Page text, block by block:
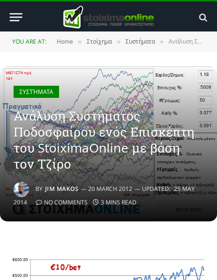
YOU ARE AT: Home » Στοίχημα » Συστήματα » Ανάλυση Συστήματος Ποδοσφαίρου ενός Επισκέπτη του StoiximaOnline με βάση τον Τζίρο
ΣΥΣΤΉΜΑΤΑ
Ανάλυση Συστήματος
Ποδοσφαίρου ενός Επισκέπτη
του StoiximaOnline με βάση
τον Τζίρο
BY JIM MAKOS 20 MARCH 2012 UPDATED: 25 MAY
2014
NO COMMENTS 3 MINS READ